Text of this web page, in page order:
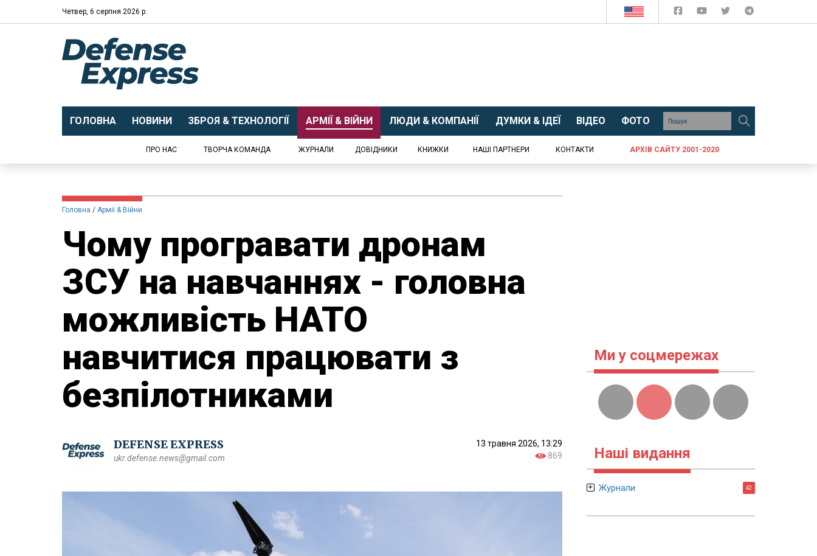
Четвер, 6 серпня 2026 р.
ГОЛОВНА НОВИНИ ЗБРОЯ & ТЕХНОЛОГІЇ АРМІЇ & ВІЙНИ ЛЮДИ & КОМПАНІЇ ДУМКИ & ІДЕЇ ВІДЕО ФОТО
ПРО НАС ТВОРЧА КОМАНДА ЖУРНАЛИ ДОВІДНИКИ КНИЖКИ НАШІ ПАРТНЕРИ КОНТАКТИ АРХІВ САЙТУ 2001-2020
Головна Армії & Війни
Чому програвати дронам
ЗСУ на навчаннях - головна
можливість НАТО
навчитися працювати з
безпілотниками
DEFENSE EXPRESS
ukr.defense.news@gmail.com
13 травня 2026, 13:29
869
Ми у соцмережах
Наші видання
Журнали 42